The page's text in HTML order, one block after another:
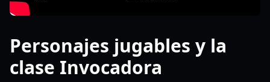
Personajes jugables y la
clase Invocadora